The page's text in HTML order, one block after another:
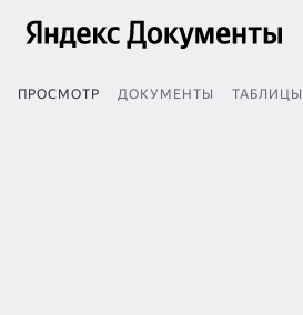
ПРОСМОТР ДОКУМЕНТЫ ТАБЛИЦЫ